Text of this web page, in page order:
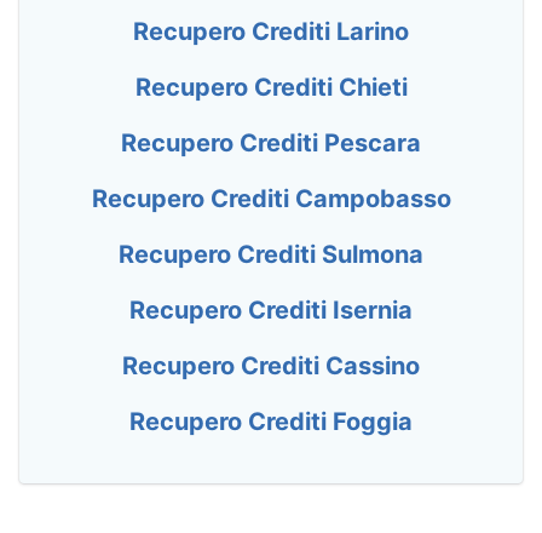
Recupero Crediti Larino
Recupero Crediti Chieti
Recupero Crediti Pescara
Recupero Crediti Campobasso
Recupero Crediti Sulmona
Recupero Crediti Isernia
Recupero Crediti Cassino
Recupero Crediti Foggia